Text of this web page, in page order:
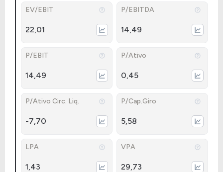
EV/EBIT
22,01
P/EBITDA
14,49
P/EBIT
14,49
P/Ativo
0,45
P/Ativo Circ. Liq.
-7,70
P/Cap.Giro
5,58
LPA
1,43
VPA
29,73